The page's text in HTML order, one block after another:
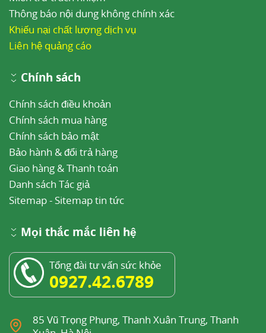
Thông báo nội dung không chính xác
Khiếu nại chất lượng dịch vụ
Liên hệ quảng cáo
Chính sách
Chính sách điều khoản
Chính sách mua hàng
Chính sách bảo mật
Bảo hành & đổi trả hàng
Giao hàng & Thanh toán
Danh sách Tác giả
Sitemap- Sitemap tin tức
Mọi thắc mắc liên hệ
Tổng đài tư vấn sức khỏe
0927.42.6789
85 Vũ Trọng Phụng, Thanh Xuân Trung, Thanh